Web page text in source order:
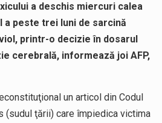
a deschis miercuri calea
a peste trei luni de sarcină
printr-o decizie în dosarul
cerebrală, informează joi AFP,
un articol din Codul
(sudul ţării) care împiedica victima